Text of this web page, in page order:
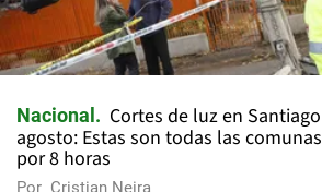
Nacional
Cortes de luz en
agosto: Estas son todas las
por 8 horas
Por Cristian Neira